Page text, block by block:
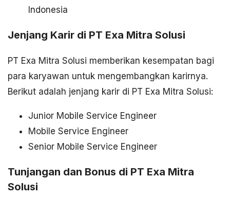
Indonesia
Jenjang Karir di PT Exa Mitra Solusi
PT Exa Mitra Solusi memberikan kesempatan bagi
para karyawan untuk mengembangkan karirnya.
Berikut adalah jenjang karir di PT Exa Mitra Solusi:
Junior Mobile Service Engineer
Mobile Service Engineer
Senior Mobile Service Engineer
Tunjangan dan Bonus di PT Exa Mitra
Solusi